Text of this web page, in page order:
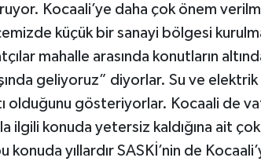
Kocaali’ye daha çok önem
küçük bir sanayi bölgesi
mahalle arasında konutların
geliyoruz” diyorlar. Su ve elektrik
olduğunu gösteriyorlar. Kocaali de
ilgili konuda yetersiz kaldığına ait
konuda yıllardır SASKİ’nin de